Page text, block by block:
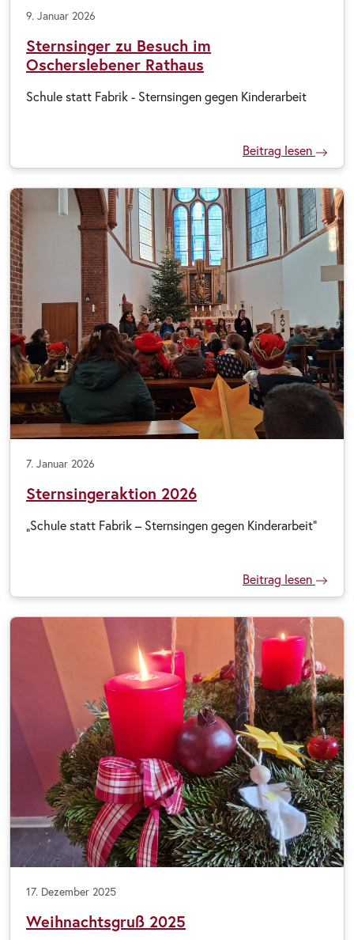
9. Januar 2026
Sternsinger zu Besuch im
Oscherslebener Rathaus
Schule statt Fabrik - Sternsingen gegen Kinderarbeit
Beitrag lesen
7. Januar 2026
Sternsingeraktion 2026
„Schule statt Fabrik – Sternsingen gegen Kinderarbeit“
Beitrag lesen
17. Dezember 2025
Weihnachtsgruß 2025